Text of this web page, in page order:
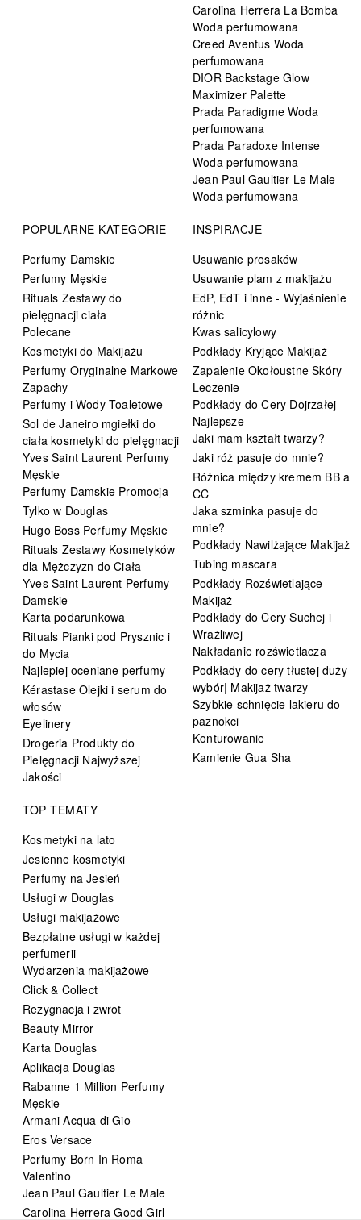
Carolina Herrera La Bomba
Woda perfumowana
Creed Aventus Woda
perfumowana
DIOR Backstage Glow
Maximizer Palette
Prada Paradigme Woda
perfumowana
Prada Paradoxe Intense
Woda perfumowana
Jean Paul Gaultier Le Male
Woda perfumowana
POPULARNE KATEGORIE
Perfumy Damskie
Perfumy Męskie
Rituals Zestawy do
pielęgnacji ciała
Polecane
Kosmetyki do Makijażu
Perfumy Oryginalne Markowe
Zapachy
Perfumy i Wody Toaletowe
Sol de Janeiro mgiełki do
ciała kosmetyki do pielęgnacji
Yves Saint Laurent Perfumy
Męskie
Perfumy Damskie Promocja
Tylko w Douglas
Hugo Boss Perfumy Męskie
Rituals Zestawy Kosmetyków
dla Mężczyzn do Ciała
Yves Saint Laurent Perfumy
Damskie
Karta podarunkowa
Rituals Pianki pod Prysznic i
do Mycia
Najlepiej oceniane perfumy
Kérastase Olejki i serum do
włosów
Eyelinery
Drogeria Produkty do
Pielęgnacji Najwyższej
Jakości
INSPIRACJE
Usuwanie prosaków
Usuwanie plam z makijażu
EdP, EdT i inne - Wyjaśnienie
różnic
Kwas salicylowy
Podkłady Kryjące Makijaż
Zapalenie Okołoustne Skóry
Leczenie
Podkłady do Cery Dojrzałej
Najlepsze
Jaki mam kształt twarzy?
Jaki róż pasuje do mnie?
Różnica między kremem BB a
CC
Jaka szminka pasuje do
mnie?
Podkłady Nawilżające Makijaż
Tubing mascara
Podkłady Rozświetlające
Makijaż
Podkłady do Cery Suchej i
Wrażliwej
Nakładanie rozświetlacza
Podkłady do cery tłustej duży
wybór| Makijaż twarzy
Szybkie schnięcie lakieru do
paznokci
Konturowanie
Kamienie Gua Sha
TOP TEMATY
Kosmetyki na lato
Jesienne kosmetyki
Perfumy na Jesień
Usługi w Douglas
Usługi makijażowe
Bezpłatne usługi w każdej
perfumerii
Wydarzenia makijażowe
Click & Collect
Rezygnacja i zwrot
Beauty Mirror
Karta Douglas
Aplikacja Douglas
Rabanne 1 Million Perfumy
Męskie
Armani Acqua di Gio
Eros Versace
Perfumy Born In Roma
Valentino
Jean Paul Gaultier Le Male
Carolina Herrera Good Girl